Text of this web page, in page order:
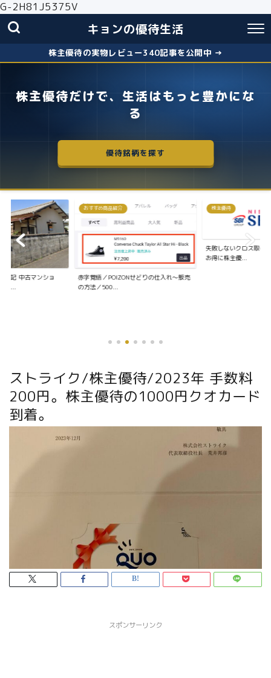
G-2H81J5375V
キョンの優待生活
株主優待の実物レビュー340記事を公開中 →
株主優待だけで、生活はもっと豊かにな
る
優待銘柄を探す
日記 中古マンショ
く...
おすすめ商品紹介
赤字覚悟／POIZONせどりの仕入れ〜販売
の方法／500...
株主優待
失敗しないクロス取引
お得に株主優...
ストライク/株主優待/2023年 手数料
200円。株主優待の1000円クオカード
到着。
スポンサーリンク